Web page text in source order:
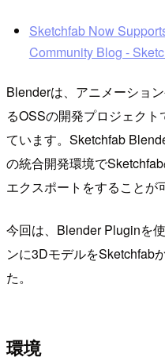
Sketchfab Now
Community Blog -
Blenderは、アニメーショ
るOSSの開発プロジェクト
ています。Sketchfab
の統合開発環境で
エクスポートをすることが
今回は、Blender Pluginを
ンに3DモデルをSketchfab
た。
環境